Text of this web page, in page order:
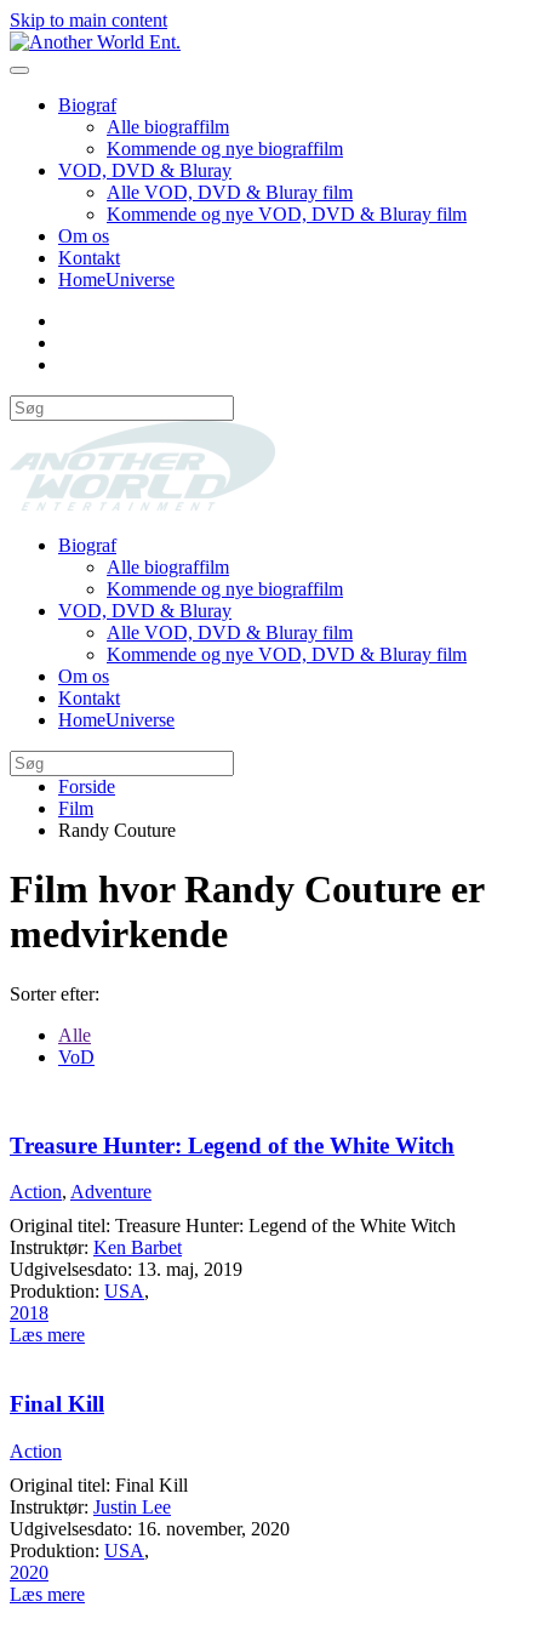
Skip to main content
Biograf
Alle biograffilm
Kommende og nye biograffilm
VOD, DVD & Bluray
Alle VOD, DVD & Bluray film
Kommende og nye VOD, DVD & Bluray film
Om os
Kontakt
HomeUniverse
Biograf
Alle biograffilm
Kommende og nye biograffilm
VOD, DVD & Bluray
Alle VOD, DVD & Bluray film
Kommende og nye VOD, DVD & Bluray film
Om os
Kontakt
HomeUniverse
Forside
Film
Randy Couture
Film hvor Randy Couture er
medvirkende
Sorter efter:
Alle
VoD
Treasure Hunter: Legend of the White Witch
Action, Adventure
Original titel: Treasure Hunter: Legend of the White Witch
Instruktør: Ken Barbet
Udgivelsesdato: 13. maj, 2019
Produktion: USA,
2018
Læs mere
Final Kill
Action
Original titel: Final Kill
Instruktør: Justin Lee
Udgivelsesdato: 16. november, 2020
Produktion: USA,
2020
Læs mere